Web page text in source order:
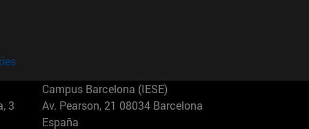
3
Campus Barcelona (IESE)
Av. Pearson, 21 08034 Barcelona
España